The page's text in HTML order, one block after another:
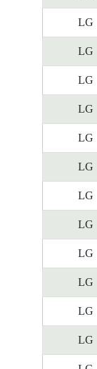
LG
LG
LG
LG
LG
LG
LG
LG
LG
LG
LG
LG